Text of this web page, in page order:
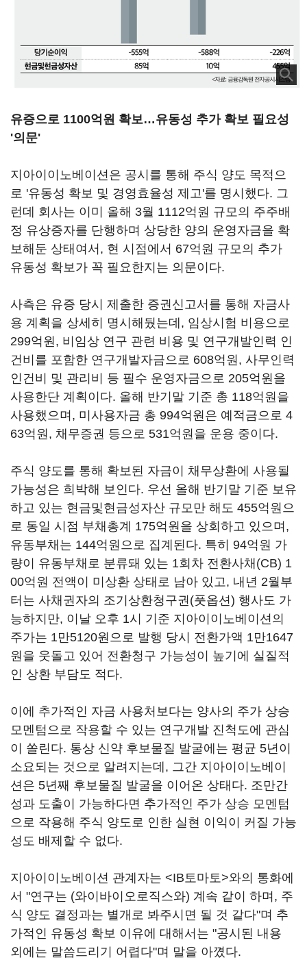
유증으로 1100억원 확보…유동성 추가 확보 필요성
'의문'
지아이이노베이션은 공시를 통해 주식 양도 목적으
로 '유동성 확보 및 경영효율성 제고'를 명시했다. 그
런데 회사는 이미 올해 3월 1112억원 규모의 주주배
정 유상증자를 단행하며 상당한 양의 운영자금을 확
보해둔 상태여서, 현 시점에서 67억원 규모의 추가
유동성 확보가 꼭 필요한지는 의문이다.
사측은 유증 당시 제출한 증권신고서를 통해 자금사
용 계획을 상세히 명시해뒀는데, 임상시험 비용으로
299억원, 비임상 연구 관련 비용 및 연구개발인력 인
건비를 포함한 연구개발자금으로 608억원, 사무인력
인건비 및 관리비 등 필수 운영자금으로 205억원을
사용한단 계획이다. 올해 반기말 기준 총 118억원을
사용했으며, 미사용자금 총 994억원은 예적금으로 4
63억원, 채무증권 등으로 531억원을 운용 중이다.
주식 양도를 통해 확보된 자금이 채무상환에 사용될
가능성은 희박해 보인다. 우선 올해 반기말 기준 보유
하고 있는 현금및현금성자산 규모만 해도 455억원으
로 동일 시점 부채총계 175억원을 상회하고 있으며,
유동부채는 144억원으로 집계된다. 특히 94억원 가
량이 유동부채로 분류돼 있는 1회차 전환사채(CB) 1
00억원 전액이 미상환 상태로 남아 있고, 내년 2월부
터는 사채권자의 조기상환청구권(풋옵션) 행사도 가
능하지만, 이날 오후 1시 기준 지아이이노베이션의
주가는 1만5120원으로 발행 당시 전환가액 1만1647
원을 웃돌고 있어 전환청구 가능성이 높기에 실질적
인 상환 부담도 적다.
이에 추가적인 자금 사용처보다는 양사의 주가 상승
모멘텀으로 작용할 수 있는 연구개발 진척도에 관심
이 쏠린다. 통상 신약 후보물질 발굴에는 평균 5년이
소요되는 것으로 알려지는데, 그간 지아이이노베이
션은 5년째 후보물질 발굴을 이어온 상태다. 조만간
성과 도출이 가능하다면 추가적인 주가 상승 모멘텀
으로 작용해 주식 양도로 인한 실현 이익이 커질 가능
성도 배제할 수 없다.
지아이이노베이션 관계자는 <IB토마토>와의 통화에
서 "연구는 (와이바이오로직스와) 계속 같이 하며, 주
식 양도 결정과는 별개로 봐주시면 될 것 같다"며 추
가적인 유동성 확보 이유에 대해서는 "공시된 내용
외에는 말씀드리기 어렵다"며 말을 아꼈다.